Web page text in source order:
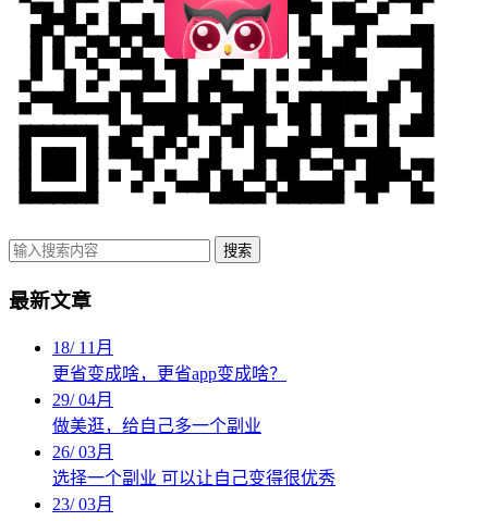
搜索
最新文章
18/ 11月
更省变成啥，更省app变成啥？
29/04月
做美逛，给自己多一个副业
26/03月
选择一个副业 可以让自己变得很优秀
23/03月